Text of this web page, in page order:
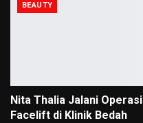
BEAUTY
Nita Thalia Jalani Operasi
Facelift di Klinik Bedah